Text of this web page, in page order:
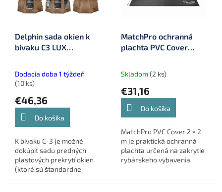
Delphin sada okien k
bivaku C3 LUX
Dodacia doba 1 týždeň
(10 ks)
€46,36
Do košíka
K bivaku C-3 je možné
dokúpiť sadu predných
plastových prekrytí okien
(ktoré sú štandardne
MatchPro ochranná
plachta PVC Cover
Skladom(2 ks)
€31,16
Do košíka
MatchPro PVC Cover 2 × 2
m je praktická ochranná
plachta určená na zakrytie
rybárskeho vybavenia